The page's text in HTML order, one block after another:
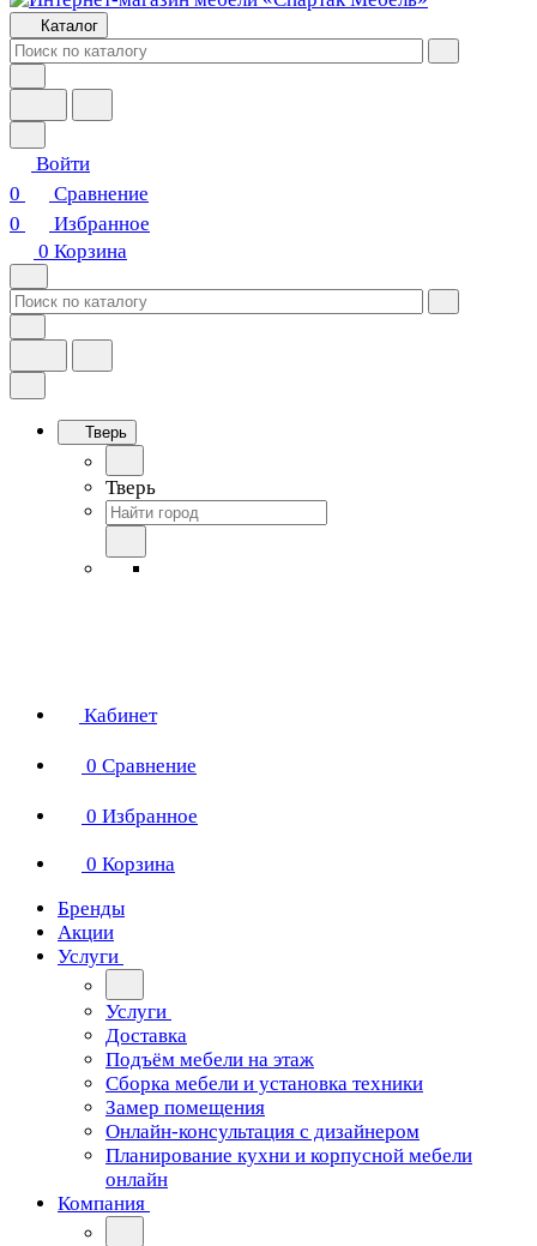
Каталог
Войти
0
Сравнение
0
Избранное
0 Корзина
Тверь
Тверь
Кабинет
0 Сравнение
0 Избранное
0 Корзина
Бренды
Акции
Услуги
Услуги
Доставка
Подъём мебели на этаж
Сборка мебели и установка техники
Замер помещения
Онлайн-консультация с дизайнером
Планирование кухни и корпусной мебели
онлайн
Компания